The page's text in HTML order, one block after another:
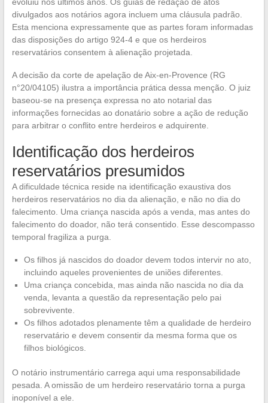
divulgados aos notários agora incluem uma cláusula padrão.
Esta menciona expressamente que as partes foram informadas
das disposições do artigo 924-4 e que os herdeiros
reservatários consentem à alienação projetada.
A decisão da corte de apelação de Aix-en-Provence (RG
n°20/04105) ilustra a importância prática dessa menção. O juiz
baseou-se na presença expressa no ato notarial das
informações fornecidas ao donatário sobre a ação de redução
para arbitrar o conflito entre herdeiros e adquirente.
Identificação dos herdeiros
reservatários presumidos
A dificuldade técnica reside na identificação exaustiva dos
herdeiros reservatários no dia da alienação, e não no dia do
falecimento. Uma criança nascida após a venda, mas antes do
falecimento do doador, não terá consentido. Esse descompasso
temporal fragiliza a purga.
Os filhos já nascidos do doador devem todos intervir no ato,
incluindo aqueles provenientes de uniões diferentes.
Uma criança concebida, mas ainda não nascida no dia da
venda, levanta a questão da representação pelo pai
sobrevivente.
Os filhos adotados plenamente têm a qualidade de herdeiro
reservatário e devem consentir da mesma forma que os
filhos biológicos.
O notário instrumentário carrega aqui uma responsabilidade
pesada. A omissão de um herdeiro reservatário torna a purga
inoponível a ele.